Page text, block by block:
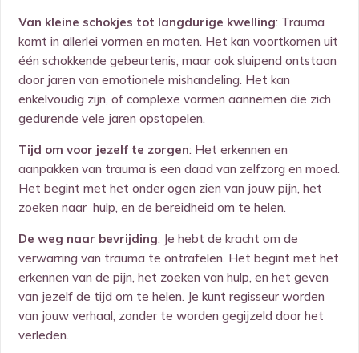
Van kleine schokjes tot langdurige kwelling: Trauma
komt in allerlei vormen en maten. Het kan voortkomen uit
één schokkende gebeurtenis, maar ook sluipend ontstaan
door jaren van emotionele mishandeling. Het kan
enkelvoudig zijn, of complexe vormen aannemen die zich
gedurende vele jaren opstapelen.
Tijd om voor jezelf te zorgen: Het erkennen en
aanpakken van trauma is een daad van zelfzorg en moed.
Het begint met het onder ogen zien van jouw pijn, het
zoeken naar hulp, en de bereidheid om te helen.
De weg naar bevrijding: Je hebt de kracht om de
verwarring van trauma te ontrafelen. Het begint met het
erkennen van de pijn, het zoeken van hulp, en het geven
van jezelf de tijd om te helen. Je kunt regisseur worden
van jouw verhaal, zonder te worden gegijzeld door het
verleden.